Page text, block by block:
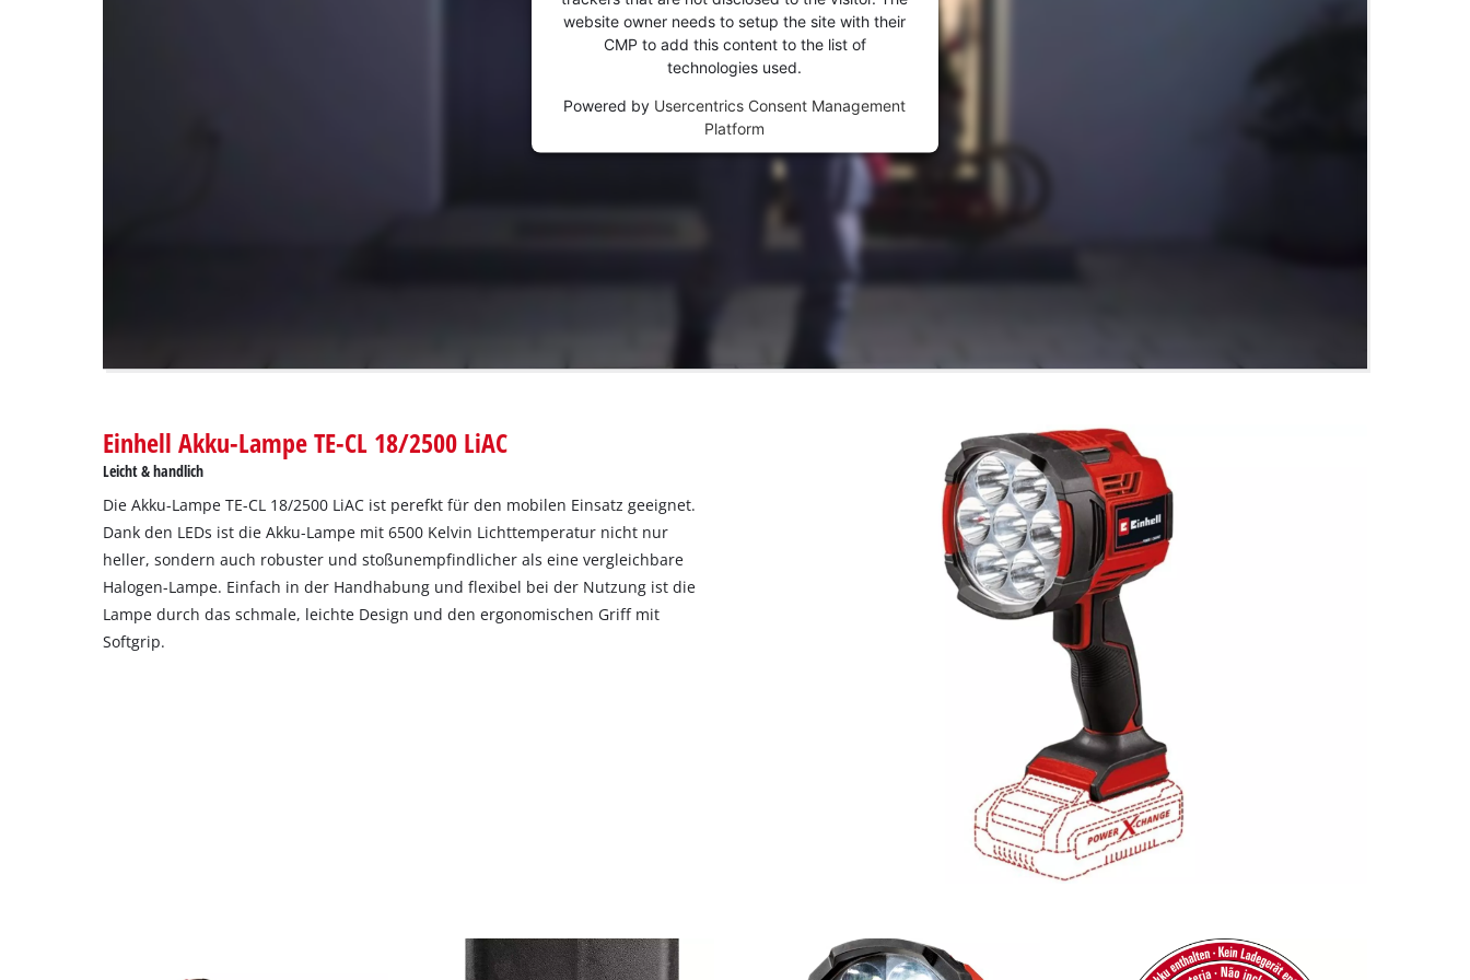
the
site
with
their
CMP
add
this
content
to
website owner needs to setup the site with their
CMP to add this content to the list of
technologies used.
Powered by Usercentrics Consent Management
Platform
Einhell Akku-Lampe TE-CL 18/2500 LiAC
Leicht & handlich
Die Akku-Lampe TE-CL 18/2500 LiAC ist perefkt für den mobilen Einsatz geeignet.
Dank den LEDs ist die Akku-Lampe mit 6500 Kelvin Lichttemperatur nicht nur
heller, sondern auch robuster und stoßunempfindlicher als eine vergleichbare
Halogen-Lampe. Einfach in der Handhabung und flexibel bei der Nutzung ist die
Lampe durch das schmale, leichte Design und den ergonomischen Griff mit
Softgrip.